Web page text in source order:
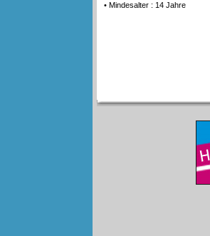
• Mindesalter : 14 Jahre